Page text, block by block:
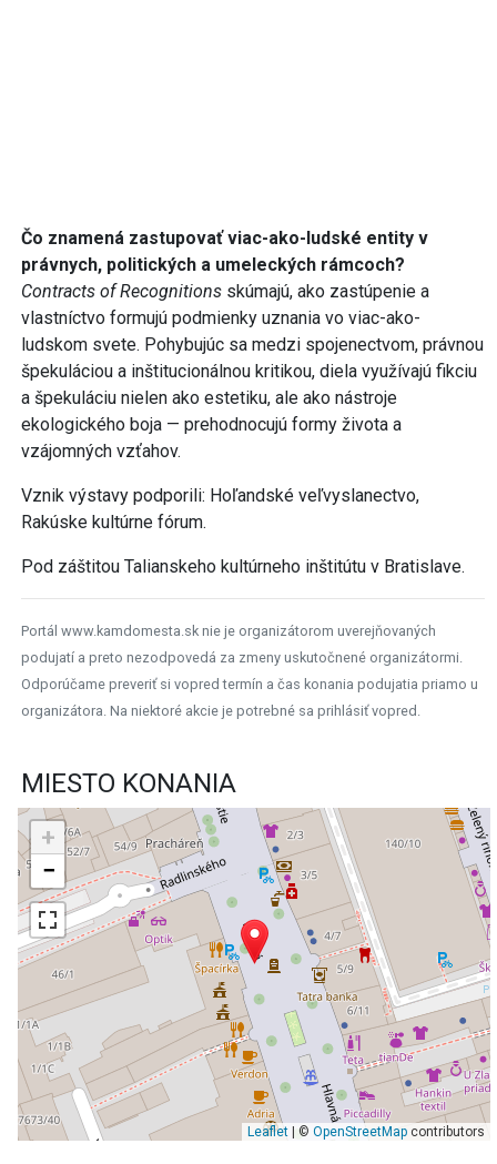
Čo znamená zastupovať viac-ako-ludské entity v
právnych, politických a umeleckých rámcoch?
Contracts of Recognitions skúmajú, ako zastúpenie a
vlastníctvo formujú podmienky uznania vo viac-ako-
ludskom svete. Pohybujúc sa medzi spojenectvom, právnou
špekuláciou a inštitucionálnou kritikou, diela využívajú fikciu
a špekuláciu nielen ako estetiku, ale ako nástroje
ekologického boja — prehodnocujú formy života a
vzájomných vzťahov.
Vznik výstavy podporili: Hoľandské veľvyslanectvo,
Rakúske kultúrne fórum.
Pod záštitou Talianskeho kultúrneho inštitútu v Bratislave.
Portál www.kamdomesta.sk nie je organizátorom uverejňovaných
podujatí a preto nezodpovedá za zmeny uskutočnené organizátormi.
Odporúčame preveriť si vopred termín a čas konania podujatia priamo u
organizátora. Na niektoré akcie je potrebné sa prihlásiť vopred.
MIESTO KONANIA
+
−
Leaflet| © OpenStreetMapcontributors